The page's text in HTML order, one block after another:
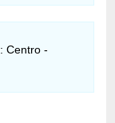
Centro -